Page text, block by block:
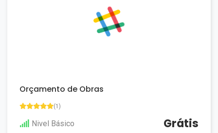
Orçamento de Obras
(1)
Nivel Básico Grátis